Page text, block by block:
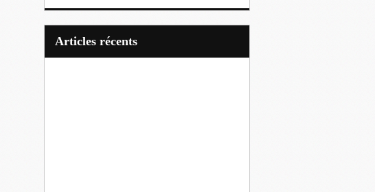
articles récents